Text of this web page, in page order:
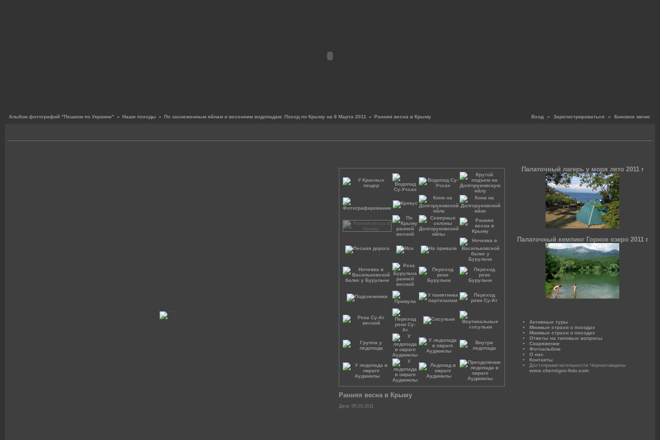
Вход « Зарегистрироваться « Боковое меню
Альбом фотографий "Пешком по Украине" » Наши походы » По заснеженным яйлам и весенним водопадам. Поход по Крыму на 8 Марта 2011 » Ранняя весна в Крыму
Ранняя весна в Крыму
Дата: 05.03.2011
Палаточный лагерь у моря лето 2011 г
Палаточный кемпинг Горное озеро 2011 г
Активные туры
Мнимые страхи о походах
Мнимые страхи о походах
Ответы на типовые вопросы
Снаряжение
Фотоальбом
О нас
Контакты
Достопримечательности Черниговщины
www.chernigov-foto.com